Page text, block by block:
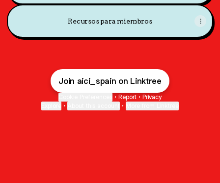
Recursos para miembros
Join aici_spain on Linktree
• Report • Privacy
• •